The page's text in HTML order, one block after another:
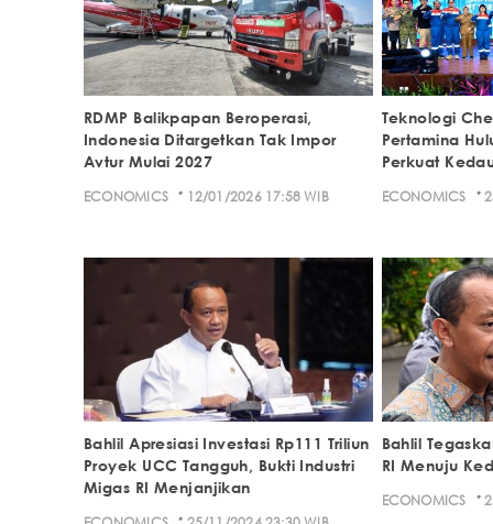
RDMP Balikpapan Beroperasi,
Indonesia Ditargetkan Tak Impor
Avtur Mulai 2027
ECONOMICS · 12/01/2026 17:58 WIB
Teknologi
Pertamina
Perkuat
ECONOMICS ·
Bahlil Apresiasi Investasi Rp111 Triliun
Proyek UCC Tangguh, Bukti Industri
Migas RI Menjanjikan
·
Bahlil
RI Menuju
ECONOMICS ·